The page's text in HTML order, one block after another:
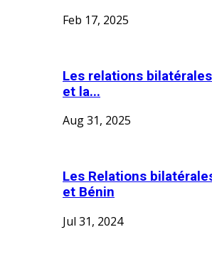
Feb 17, 2025
Les relations
et la...
Aug 31, 2025
Les Relations
et Bénin
Jul 31, 2024